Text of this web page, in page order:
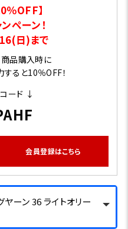
％OFF】
ペーン！
日)まで
商品購入時に
ると10％OFF！
ード ↓
会員登録はこちら
ヤーン 36 ライトオリー